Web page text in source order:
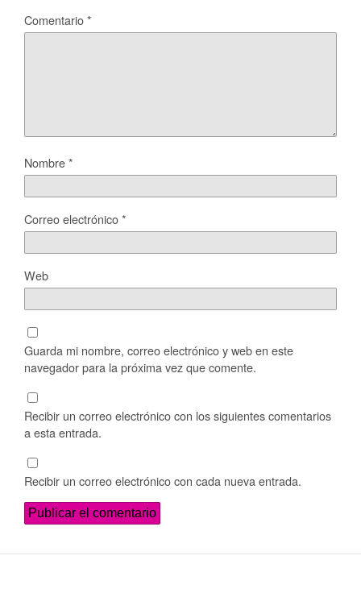
Comentario*
Nombre*
Correo electrónico*
Web
Guarda mi nombre, correo electrónico y web en este
navegador para la próxima vez que comente.
Recibir un correo electrónico con los siguientes comentarios
a esta entrada.
Recibir un correo electrónico con cada nueva entrada.